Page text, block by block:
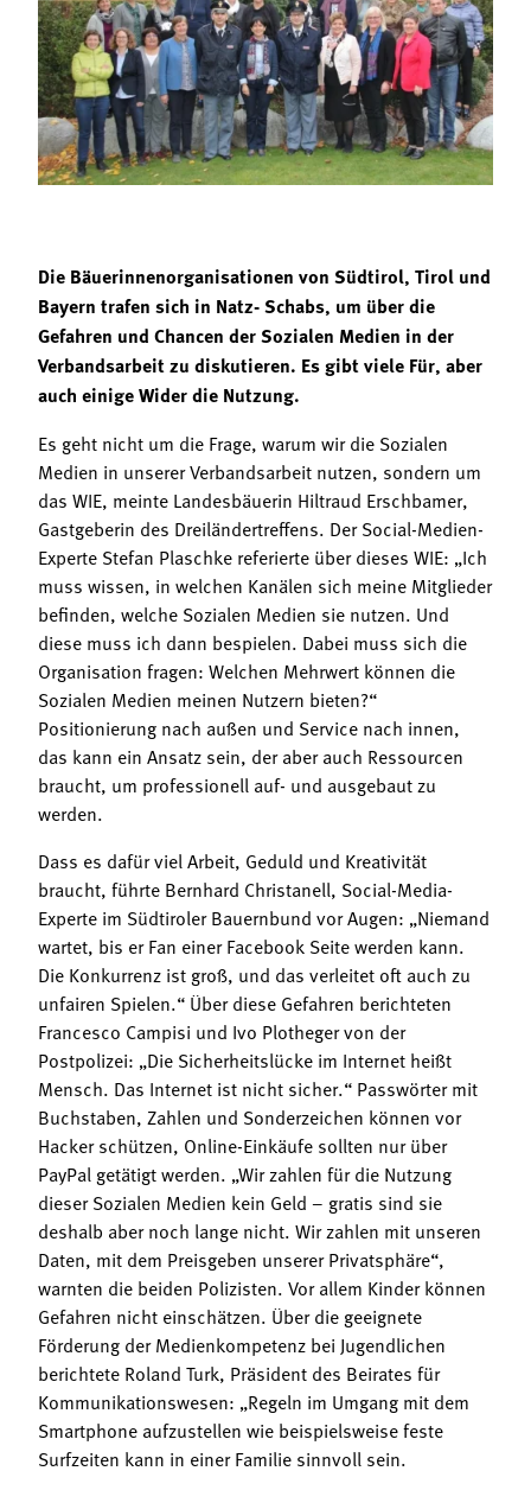
Mitgliedschaft
Landessekretariat
Bäuerliche Buffets
Hofgeschichten
Die Bäuerinnenorganisationen von Südtirol, Tirol und
Bayern trafen sich in Natz- Schabs, um über die
Gefahren und Chancen der Sozialen Medien in der
Verbandsarbeit zu diskutieren. Es gibt viele Für, aber
auch einige Wider die Nutzung.
Es geht nicht um die Frage, warum wir die Sozialen
Medien in unserer Verbandsarbeit nutzen, sondern um
das WIE, meinte Landesbäuerin Hiltraud Erschbamer,
Gastgeberin des Dreiländertreffens. Der Social-Medien-
Experte Stefan Plaschke referierte über dieses WIE: „Ich
muss wissen, in welchen Kanälen sich meine Mitglieder
befinden, welche Sozialen Medien sie nutzen. Und
diese muss ich dann bespielen. Dabei muss sich die
Organisation fragen: Welchen Mehrwert können die
Sozialen Medien meinen Nutzern bieten?“
Positionierung nach außen und Service nach innen,
das kann ein Ansatz sein, der aber auch Ressourcen
braucht, um professionell auf- und ausgebaut zu
werden.
Dass es dafür viel Arbeit, Geduld und Kreativität
braucht, führte Bernhard Christanell, Social-Media-
Experte im Südtiroler Bauernbund vor Augen: „Niemand
wartet, bis er Fan einer Facebook Seite werden kann.
Die Konkurrenz ist groß, und das verleitet oft auch zu
unfairen Spielen.“ Über diese Gefahren berichteten
Francesco Campisi und Ivo Plotheger von der
Postpolizei: „Die Sicherheitslücke im Internet heißt
Mensch. Das Internet ist nicht sicher.“ Passwörter mit
Buchstaben, Zahlen und Sonderzeichen können vor
Hacker schützen, Online-Einkäufe sollten nur über
PayPal getätigt werden. „Wir zahlen für die Nutzung
dieser Sozialen Medien kein Geld – gratis sind sie
deshalb aber noch lange nicht. Wir zahlen mit unseren
Daten, mit dem Preisgeben unserer Privatsphäre“,
warnten die beiden Polizisten. Vor allem Kinder können
Gefahren nicht einschätzen. Über die geeignete
Förderung der Medienkompetenz bei Jugendlichen
berichtete Roland Turk, Präsident des Beirates für
Kommunikationswesen: „Regeln im Umgang mit dem
Smartphone aufzustellen wie beispielsweise feste
Surfzeiten kann in einer Familie sinnvoll sein.